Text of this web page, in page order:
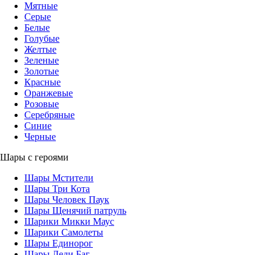
Мятные
Серые
Белые
Голубые
Желтые
Зеленые
Золотые
Красные
Оранжевые
Розовые
Серебряные
Синие
Черные
Шары с героями
Шары Мстители
Шары Три Кота
Шары Человек Паук
Шары Щенячий патруль
Шарики Микки Маус
Шарики Самолеты
Шары Единорог